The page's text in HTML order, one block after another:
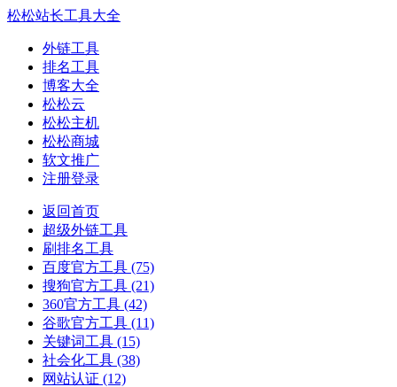
松松站长工具大全
外链工具
排名工具
博客大全
松松云
松松主机
松松商城
软文推广
注册登录
返回首页
超级外链工具
刷排名工具
百度官方工具 (75)
搜狗官方工具 (21)
360官方工具 (42)
谷歌官方工具 (11)
关键词工具 (15)
社会化工具 (38)
网站认证 (12)